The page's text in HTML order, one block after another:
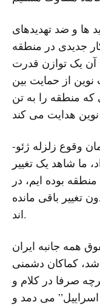
ها و ضد تهدیدهای
جدیدی در منطقه
یک توازن قدرت
نوین از حمایت بین
که منطقه را به تن
زمان وقوع زلزله ژئو-
ما شاهد یک تغییر
بوده ایم، در
تغییر باقی مانده
اند.
همه جانبه ایران
کماکان دشمنی
صرفا در کلام و
اسراییل” می دمد و